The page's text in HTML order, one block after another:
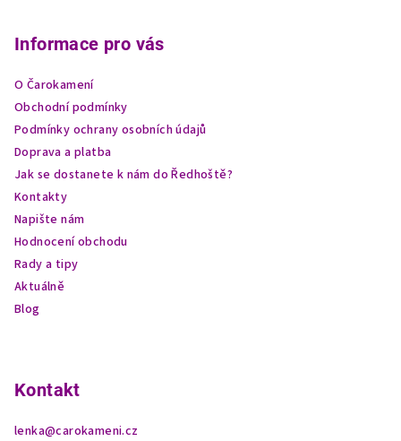
Informace pro vás
O Čarokamení
Obchodní podmínky
Podmínky ochrany osobních údajů
Doprava a platba
Jak se dostanete k nám do Ředhoště?
Kontakty
Napište nám
Hodnocení obchodu
Rady a tipy
Aktuálně
Blog
Kontakt
lenka@carokameni.cz